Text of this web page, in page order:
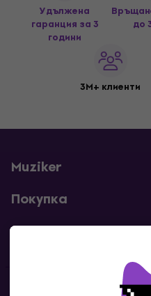
Удължена
гаранция за 3
години
до
3M+ клиенти
Muziker
Покупка
Полезни линкове